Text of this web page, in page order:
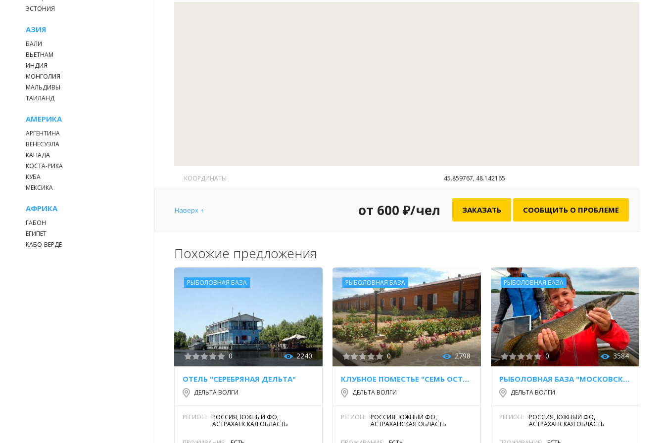
ЭСТОНИЯ
АЗИЯ
БАЛИ
ВЬЕТНАМ
ИНДИЯ
МОНГОЛИЯ
МАЛЬДИВЫ
ТАИЛАНД
АМЕРИКА
АРГЕНТИНА
ВЕНЕСУЭЛА
КАНАДА
КОСТА-РИКА
КУБА
МЕКСИКА
АФРИКА
ГАБОН
ЕГИПЕТ
КАБО-ВЕРДЕ
КООРДИНАТЫ 45.859767, 48.142165
Наверх от 600 ₽/чел ЗАКАЗАТЬ СООБЩИТЬ О ПРОБЛЕМЕ
Похожие предложения
РЫБОЛОВНАЯ БАЗА
0 2240
ОТЕЛЬ "СЕРЕБРЯНАЯ ДЕЛЬТА"
ДЕЛЬТА ВОЛГИ
РЕГИОН:
РОССИЯ, ЮЖНЫЙ ФО,
АСТРАХАНСКАЯ ОБЛАСТЬ
РЫБОЛОВНАЯ БАЗА
0 2798
КЛУБНОЕ ПОМЕСТЬЕ "СЕМЬ ОСТРОВОВ"
ДЕЛЬТА ВОЛГИ
РЕГИОН:
РОССИЯ, ЮЖНЫЙ ФО,
АСТРАХАНСКАЯ ОБЛАСТЬ
РЫБОЛОВНАЯ БАЗА
0 3584
РЫБОЛОВНАЯ БАЗА "МОСКОВСКАЯ"
ДЕЛЬТА ВОЛГИ
РЕГИОН:
РОССИЯ, ЮЖНЫЙ ФО,
АСТРАХАНСКАЯ ОБЛАСТЬ